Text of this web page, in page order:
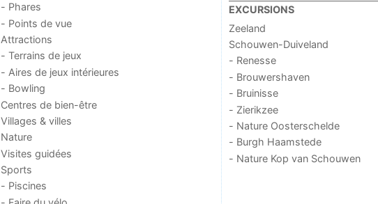
- Phares
- Points de vue
Attractions
- Terrains de jeux
- Aires de jeux intérieures
- Bowling
Centres de bien-être
Villages & villes
Nature
Visites guidées
Sports
- Piscines
EXCURSIONS
Zeeland
Schouwen-Duiveland
- Renesse
- Brouwershaven
- Bruinisse
- Zierikzee
- Nature Oosterschelde
- Burgh Haamstede
- Nature Kop van Schouwen